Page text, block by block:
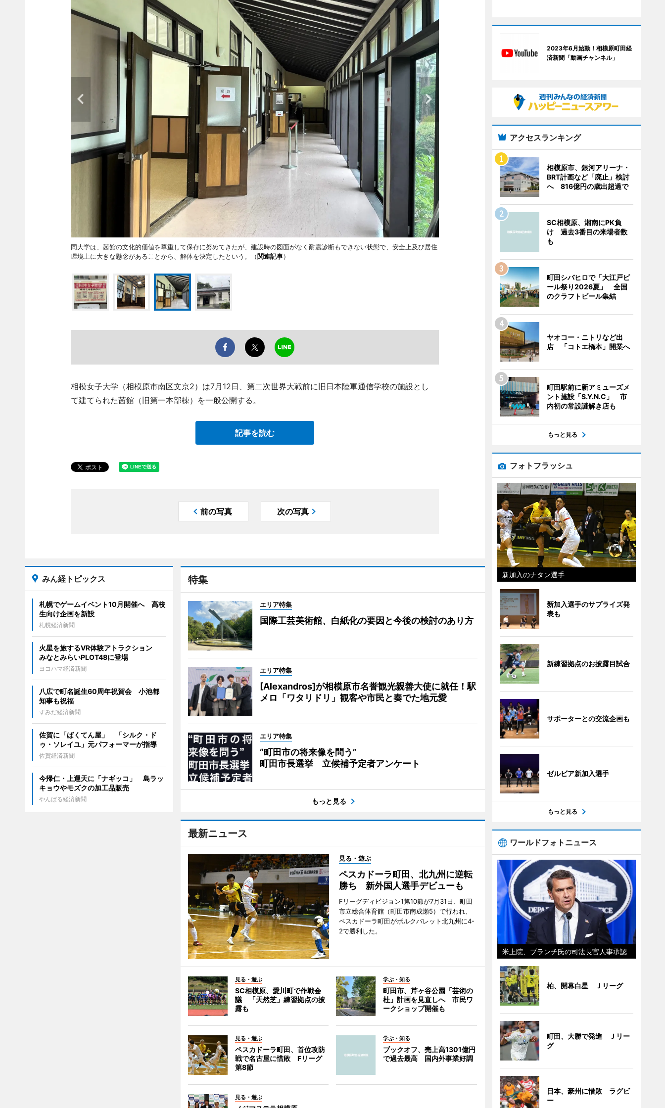
同大学は、茜館の文化的価値を尊重して保存に努めてきたが、建設時の図面がなく耐震診断もできない状態で、安全上及び居住
環境上に大きな懸念があることから、解体を決定したという。（関連記事）
相模女子大学（相模原市南区文京2）は7月12日、第二次世界大戦前に旧日本陸軍通信学校の施設とし
て建てられた茜館（旧第一本部棟）を一般公開する。
記事を読む
前の写真 次の写真
特集
エリア特集
国際工芸美術館、白紙化の要因と今後の検討のあり方
エリア特集
[Alexandros]が相模原市名誉観光親善大使に就任！駅
メロ「ワタリドリ」観客や市民と奏でた地元愛
エリア特集
“町田市の将来像を問う”
町田市長選挙 立候補予定者アンケート
もっと見る
最新ニュース
見る・遊ぶ
ペスカドーラ町田、北九州に逆転
勝ち 新外国人選手デビューも
Fリーグディビジョン1第10節が7月31日、町田
市立総合体育館（町田市南成瀬5）で行われ、
ペスカドーラ町田がボルクバレット北九州に4-
2で勝利した。
見る・遊ぶ
SC相模原、愛川町で作戦会
議 「天然芝」練習拠点の披
露も
学ぶ・知る
町田市、芹ヶ谷公園「芸術の
杜」計画を見直しへ 市民ワ
ークショップ開催も
見る・遊ぶ
ペスカドーラ町田、首位攻防
戦で名古屋に惜敗 Fリーグ
第8節
学ぶ・知る
ブックオフ、売上高1301億円
で過去最高 国内外事業好調
見る・遊ぶ
みん経トピックス
札幌でゲームイベント10月開催へ 高校
生向け企画を新設
札幌経済新聞
火星を旅するVR体験アトラクション
みなとみらいPLOT48に登場
ヨコハマ経済新聞
八広で町名誕生60周年祝賀会 小池都
知事も祝福
すみだ経済新聞
佐賀に「ばくてん屋」 「シルク・ド
ゥ・ソレイユ」元パフォーマーが指導
佐賀経済新聞
今帰仁・上運天に「ナギッコ」 島ラッ
キョウやモズクの加工品販売
やんばる経済新聞
2023年6月始動！相模原町田経
済新聞「動画チャンネル」
アクセスランキング
相模原市、銀河アリーナ・
BRT計画など「廃止」検討
へ 816億円の歳出超過で
SC相模原、湘南にPK負
け 過去3番目の来場者数
も
町田シバヒロで「大江戸ビ
ール祭り2026夏」 全国
のクラフトビール集結
ヤオコー・ニトリなど出
店 「コトエ橋本」開業へ
町田駅前に新アミューズメ
ント施設「S.Y.N.C」 市
内初の常設謎解き店も
もっと見る
フォトフラッシュ
新加入のナタン選手
新加入選手のサプライズ発
表も
新練習拠点のお披露目試合
サポーターとの交流企画も
ゼルビア新加入選手
もっと見る
ワールドフォトニュース
米上院、ブランチ氏の司法長官人事承認
柏、開幕白星 Ｊリーグ
町田、大勝で発進 Ｊリー
グ
日本、豪州に惜敗 ラグビ
ー